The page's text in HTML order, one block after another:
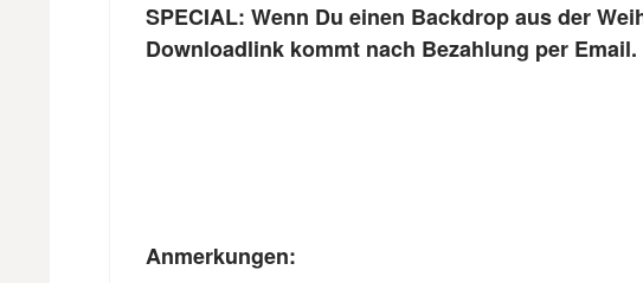
SPECIAL: Wenn Du einen Backdrop aus der
Downloadlink kommt nach Bezahlung per Email.
Anmerkungen: